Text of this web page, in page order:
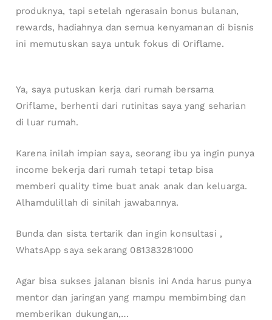
produknya, tapi setelah ngerasain bonus bulanan,
rewards, hadiahnya dan semua kenyamanan di bisnis
ini memutuskan saya untuk fokus di Oriflame.
Ya, saya putuskan kerja dari rumah bersama
Oriflame, berhenti dari rutinitas saya yang seharian
di luar rumah.
Karena inilah impian saya, seorang ibu ya ingin punya
income bekerja dari rumah tetapi tetap bisa
memberi quality time buat anak anak dan keluarga.
Alhamdulillah di sinilah jawabannya.
Bunda dan sista tertarik dan ingin konsultasi ,
WhatsApp saya sekarang 081383281000
Agar bisa sukses jalanan bisnis ini Anda harus punya
mentor dan jaringan yang mampu membimbing dan
memberikan dukungan,…